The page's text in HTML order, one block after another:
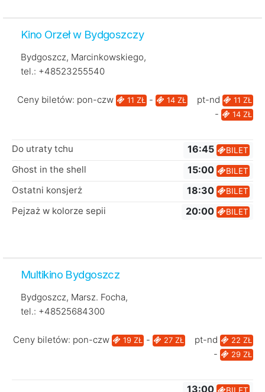
Kino Orzeł w Bydgoszczy
Bydgoszcz, Marcinkowskiego,
tel.: +48523255540
Ceny biletów: pon-czw 11 ZŁ - 14 ZŁ pt-nd 11 ZŁ
- 14 ZŁ
Do utraty tchu 16:45 BILET
Ghost in the shell 15:00 BILET
Ostatni konsjerż 18:30 BILET
Pejzaż w kolorze sepii 20:00 BILET
Multikino Bydgoszcz
Bydgoszcz, Marsz. Focha,
tel.: +48525684300
Ceny biletów: pon-czw 19 ZŁ - 27 ZŁ pt-nd 22 ZŁ
- 29 ZŁ
BILET